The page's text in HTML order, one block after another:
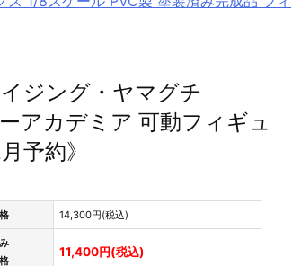
ジング・ヤマグチ
アカデミア 可動フィギュ
予約》
14,300円(税込)
11,400円(税込)
【機動警察パ
トレイバー E
ZY】ROBOT
魂『イングラ
【大鉄人17】
超合金魂『G
人17＆ワンエ